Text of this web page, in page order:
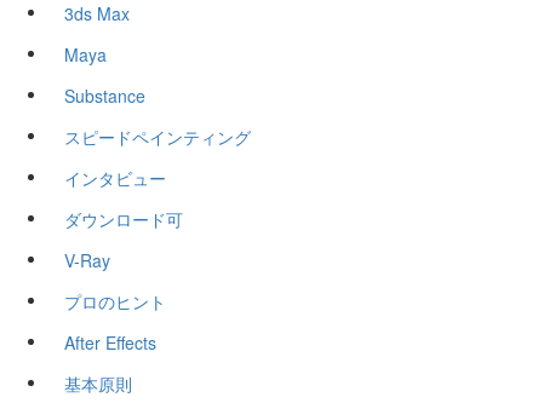
3ds Max
Maya
Substance
スピードペインティング
インタビュー
ダウンロード可
V-Ray
プロのヒント
After Effects
基本原則